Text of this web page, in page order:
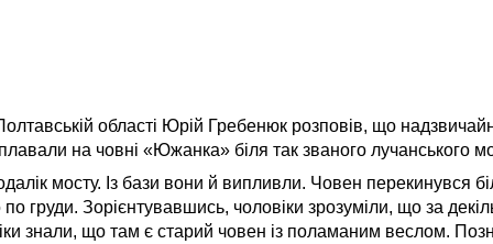
області Юрій Гребенюк розповів, що
на човні «Южанка» біля так званого лучанського
мосту. Із бази вони й випливли. Човен перекинувся
груди. Зорієнтувавшись, чоловіки зрозуміли, що за
знали, що там є старий човен із поламаним веслом.